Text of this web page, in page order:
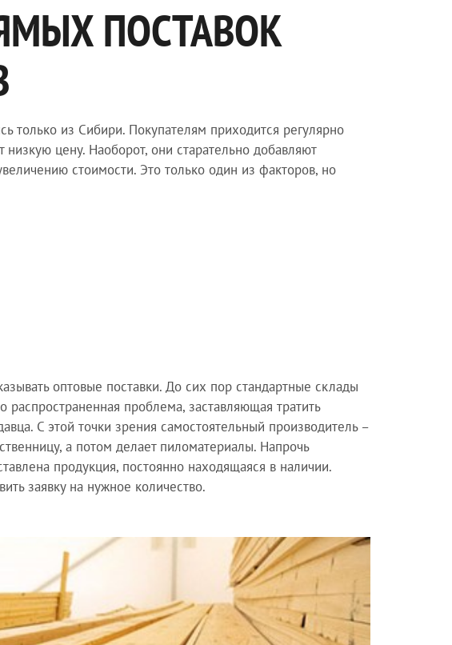
ПОСТАВОК
только из Сибири. Покупателям приходится регулярно
цену. Наоборот, они старательно добавляют
стоимости. Это только один из факторов, но
оптовые поставки. До сих пор стандартные склады
проблема, заставляющая тратить
С этой точки зрения самостоятельный производитель –
а потом делает пиломатериалы. Напрочь
продукция, постоянно находящаяся в наличии.
заявку на нужное количество.